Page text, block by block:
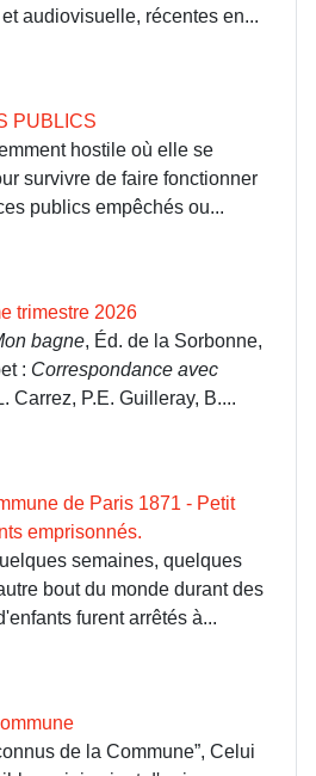
audiovisuelle, récentes en...
PUBLICS
hostile où elle se
survivre de faire fonctionner
publics empêchés ou...
trimestre 2026
bagne, Éd. de la Sorbonne,
: Correspondance avec
Carrez, P.E. Guilleray, B....
de Paris 1871 - Petit
emprisonnés.
semaines, quelques
bout du monde durant des
furent arrêtés à...
de la Commune”, Celui